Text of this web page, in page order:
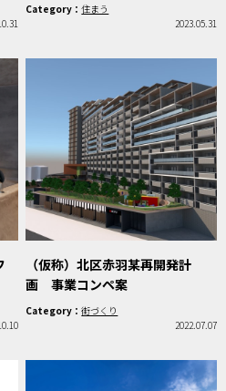
Category：住まう
2023.05.31
（仮称）北区赤羽某再開発計
画 事業コンペ案
Category：街づくり
2022.07.07